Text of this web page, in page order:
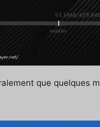
que quelques